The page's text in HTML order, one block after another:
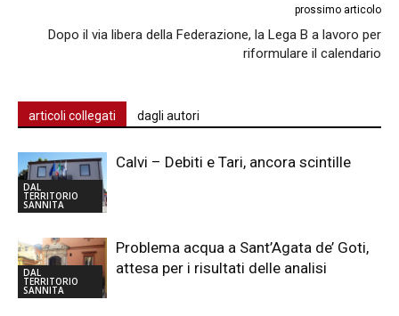
prossimo articolo
Dopo il via libera della Federazione, la Lega B a lavoro per
riformulare il calendario
articoli collegati dagli autori
DAL
TERRITORIO
SANNITA
Calvi – Debiti e Tari, ancora scintille
DAL
TERRITORIO
SANNITA
Problema acqua a Sant’Agata de’ Goti,
attesa per i risultati delle analisi